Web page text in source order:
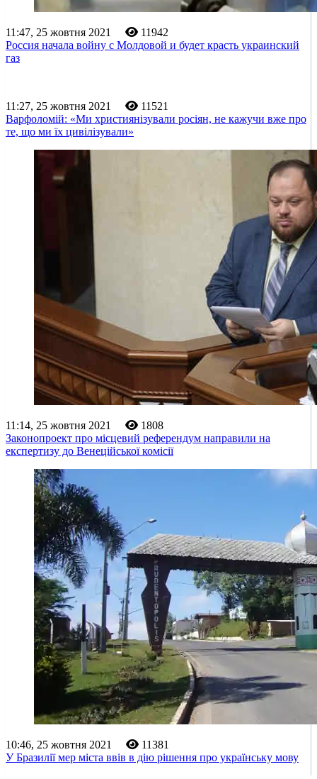
11:47, 25 жовтня 2021
11942
Россия начала войну с Молдовой и будет красть украинский
газ
11:27, 25 жовтня 2021
11521
Варфоломій: «Ми християнізували росіян, не кажучи вже про
те, що ми їх цивілізували»
11:14, 25 жовтня 2021
1808
Законопроект про місцевий референдум направили на
експертизу до Венеційської комісії
10:46, 25 жовтня 2021
11381
У Бразилії мер міста ввів в дію рішення про українську мову